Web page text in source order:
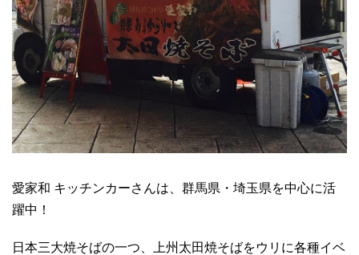
愛家和 キッチンカーさんは、群馬県・埼玉県を中心に活
躍中！
日本三大焼そばの一つ、上州太田焼そばをウリに各種イベ